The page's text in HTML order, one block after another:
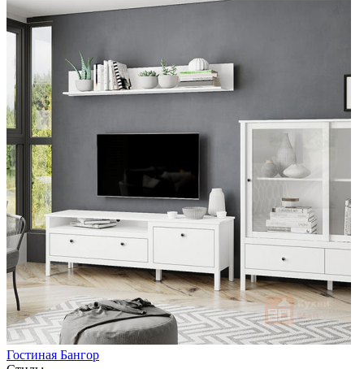
Гостиная Бангор